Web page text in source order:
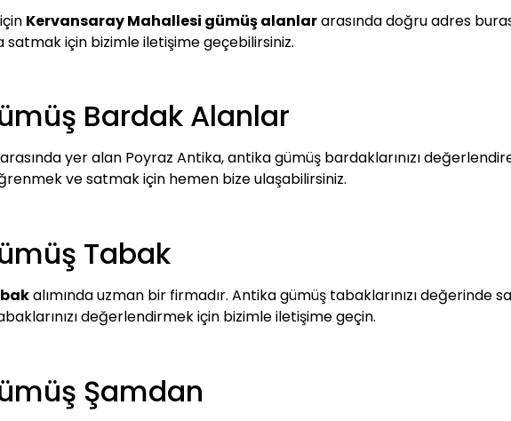
Kervansaray Mahallesi gümüş alanlararasında doğru adres
satmak için bizimle iletişime geçebilirsiniz.
Bardak Alanlar
arasında yer alan Poyraz Antika, antika gümüş bardaklarınızı
ve satmak için hemen bize ulaşabilirsiniz.
Tabak
alımında uzman bir firmadır. Antika gümüş tabaklarınızı değerinde
değerlendirmek için bizimle iletişime geçin.
Şamdan